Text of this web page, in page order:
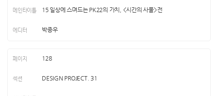
15 일상에 스며드는 PK22의 가치, <시간의 사물>전
박종우
128
DESIGN PROJECT. 31